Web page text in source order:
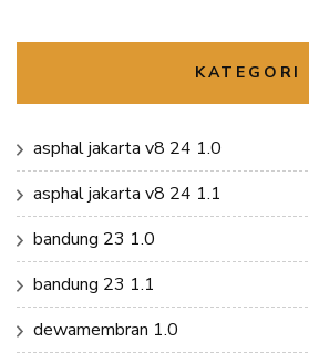
KATEGORI
asphal jakarta v8 24 1.0
asphal jakarta v8 24 1.1
bandung 23 1.0
bandung 23 1.1
dewamembran 1.0